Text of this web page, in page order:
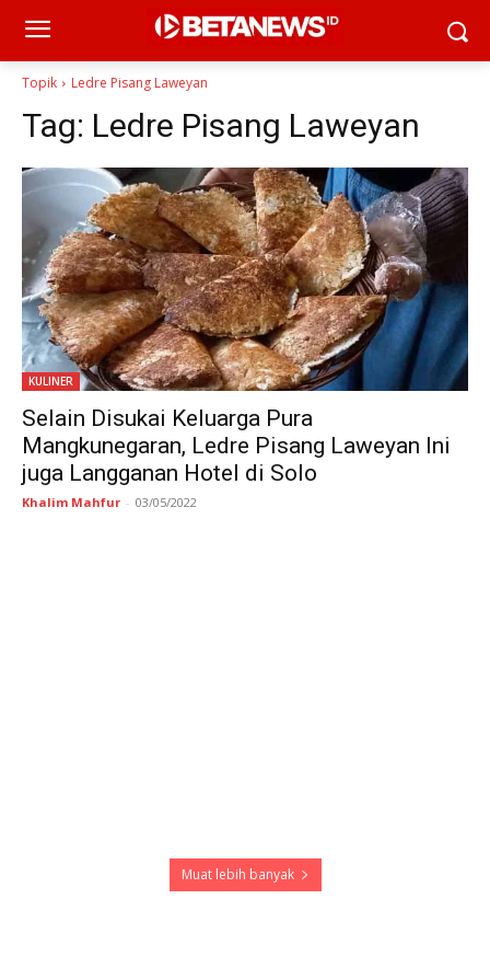
Topik Ledre Pisang Laweyan
Tag: Ledre Pisang Laweyan
KULINER
Selain Disukai Keluarga Pura
Mangkunegaran, Ledre Pisang Laweyan Ini
juga Langganan Hotel di Solo
Khalim Mahfur - 03/05/2022
Muat lebih banyak